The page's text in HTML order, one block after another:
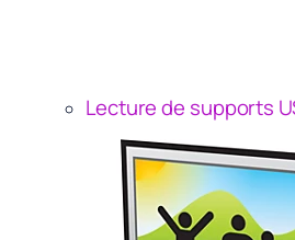
Lecture de supports